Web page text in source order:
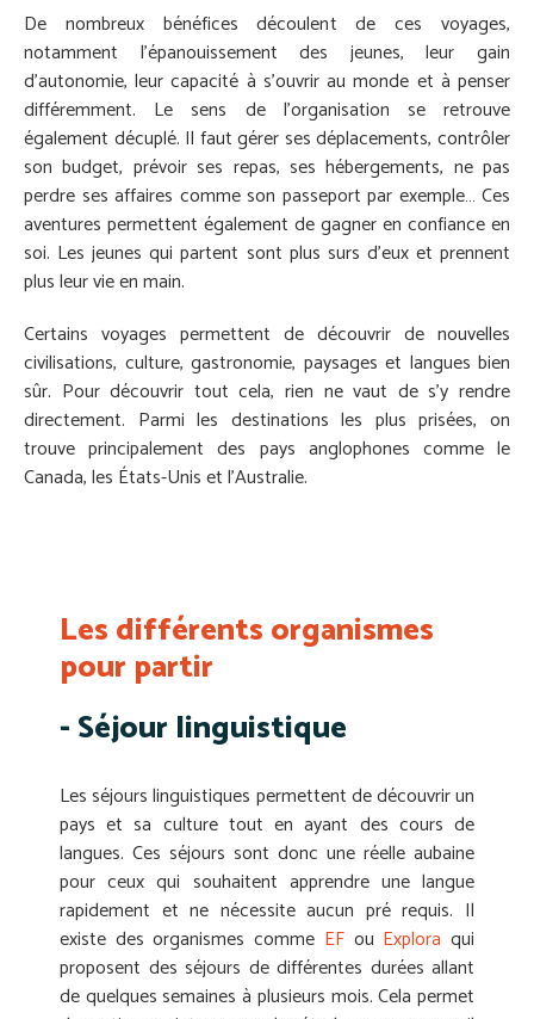
De nombreux bénéfices découlent de ces voyages,
notamment l’épanouissement des jeunes, leur gain
d’autonomie, leur capacité à s’ouvrir au monde et à penser
différemment. Le sens de l’organisation se retrouve
également décuplé. Il faut gérer ses déplacements, contrôler
son budget, prévoir ses repas, ses hébergements, ne pas
perdre ses affaires comme son passeport par exemple… Ces
aventures permettent également de gagner en confiance en
soi. Les jeunes qui partent sont plus surs d’eux et prennent
plus leur vie en main.
Certains voyages permettent de découvrir de nouvelles
civilisations, culture, gastronomie, paysages et langues bien
sûr. Pour découvrir tout cela, rien ne vaut de s’y rendre
directement. Parmi les destinations les plus prisées, on
trouve principalement des pays anglophones comme le
Canada, les États-Unis et l’Australie.
Les différents organismes
pour partir
- Séjour linguistique
Les séjours linguistiques permettent de découvrir un
pays et sa culture tout en ayant des cours de
langues. Ces séjours sont donc une réelle aubaine
pour ceux qui souhaitent apprendre une langue
rapidement et ne nécessite aucun pré requis. Il
existe des organismes comme EFou Explora qui
proposent des séjours de différentes durées allant
de quelques semaines à plusieurs mois. Cela permet